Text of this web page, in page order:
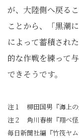
が、大陸側へ戻る
ことから、「黒潮
によって蓄積され
的な作戦を練って
できそうです。
注１ 柳田国男『海上の
注２ 角川春樹『翔べ怪
毎日新聞社編『竹筏ヤ